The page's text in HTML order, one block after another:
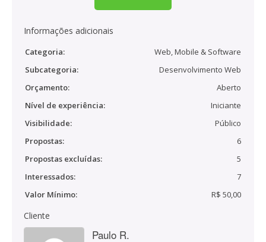
Informações adicionais
Categoria:
Web, Mobile & Software
Subcategoria:
Desenvolvimento Web
Orçamento:
Aberto
Nível de experiência:
Iniciante
Visibilidade:
Público
Propostas:
6
Propostas excluídas:
5
Interessados:
7
Valor Mínimo:
R$ 50,00
Cliente
Paulo R.